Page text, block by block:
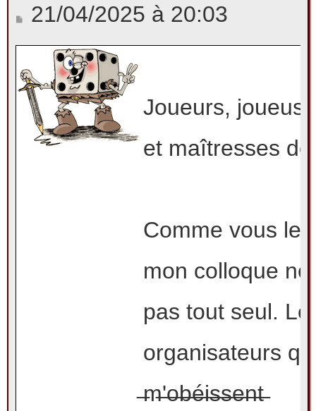
M
e
s
s
a
g
21/04/2025 à 20:03
Joueurs,
et maîtresses
Comme vous le
mon colloque
pas tout seul.
organisateurs
̶m̶'̶o̶b̶é̶i̶s̶s̶e̶n̶t̶